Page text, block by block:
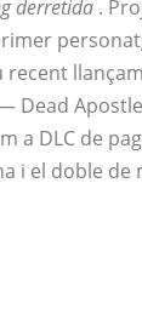
derretida .
recent
Dead
a DLC de
i el doble de